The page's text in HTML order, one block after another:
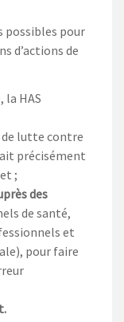
possibles pour
d’actions de
la HAS
de lutte contre
précisément
;
des
de santé,
et
pour faire